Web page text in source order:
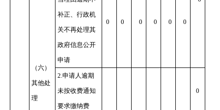
（六）
其他处
理
补正、行政机
关不再处理其
政府信息公开
申请
0 0 0 0 0 0
2.申请人逾期
未按收费通知
要求缴纳费
0